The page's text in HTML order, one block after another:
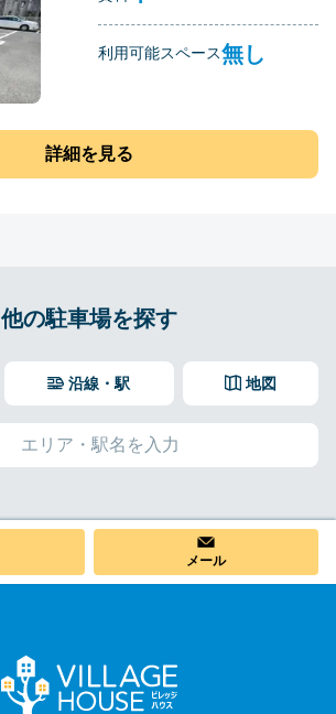
利用可能スペース無し
詳細を見る
他の駐車場を探す
地図
沿線・駅
メール